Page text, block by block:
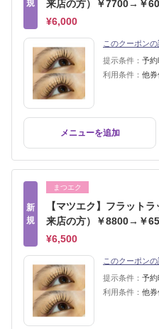
規
来店の方）￥7700→￥
¥6,000
このクーポン
提示条件： 予約
利用条件： 他券
メニューを追加
新
規
まつエク
【マツエク】フラット
来店の方）￥8800→￥
¥6,500
このクーポン
提示条件： 予約
利用条件： 他券